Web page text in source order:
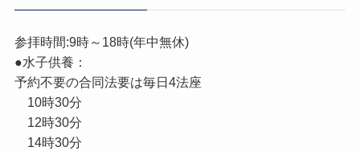
参拝時間:9時～18時(年中無休)
●水子供養：
予約不要の合同法要は毎日4法座
10時30分
12時30分
14時30分